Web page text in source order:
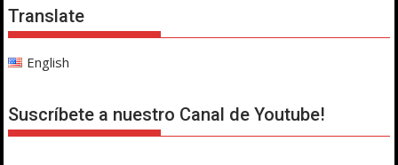
Translate
English
Suscríbete a nuestro Canal de Youtube!